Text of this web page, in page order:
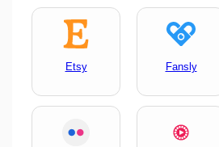
Etsy Fansly